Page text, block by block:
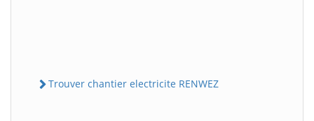
Trouver chantier electricite RENWEZ